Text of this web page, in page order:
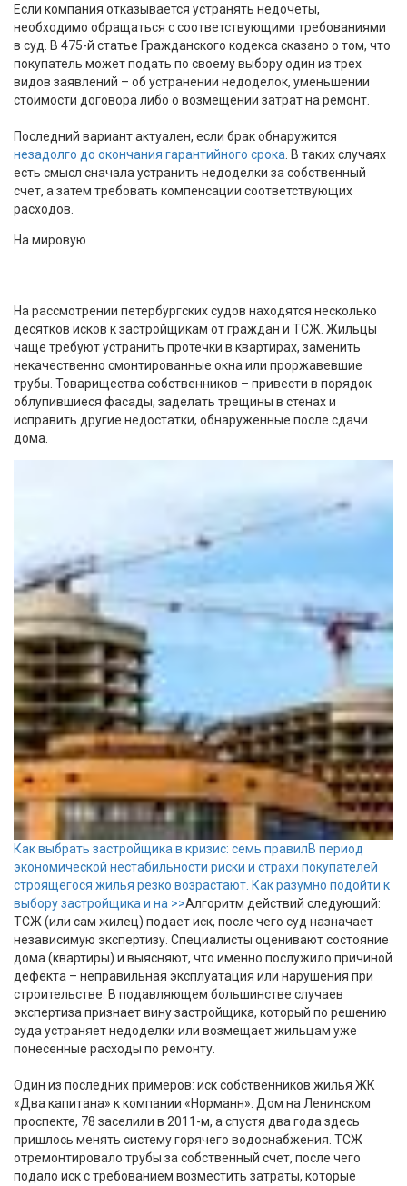
Если компания отказывается устранять недочеты,
необходимо обращаться с соответствующими требованиями
в суд. В 475-й статье Гражданского кодекса сказано о том, что
покупатель может подать по своему выбору один из трех
видов заявлений – об устранении недоделок, уменьшении
стоимости договора либо о возмещении затрат на ремонт.
Последний вариант актуален, если брак обнаружится
незадолго до окончания гарантийного срока . В таких случаях
есть смысл сначала устранить недоделки за собственный
счет, а затем требовать компенсации соответствующих
расходов.
На мировую
На рассмотрении петербургских судов находятся несколько
десятков исков к застройщикам от граждан и ТСЖ. Жильцы
чаще требуют устранить протечки в квартирах, заменить
некачественно смонтированные окна или проржавевшие
трубы. Товарищества собственников – привести в порядок
облупившиеся фасады, заделать трещины в стенах и
исправить другие недостатки, обнаруженные после сдачи
дома.
Как выбрать застройщика в кризис: семь правилВ период
экономической нестабильности риски и страхи покупателей
строящегося жилья резко возрастают. Как разумно подойти к
выбору застройщика и на >>Алгоритм действий следующий:
ТСЖ (или сам жилец) подает иск, после чего суд назначает
независимую экспертизу. Специалисты оценивают состояние
дома (квартиры) и выясняют, что именно послужило причиной
дефекта – неправильная эксплуатация или нарушения при
строительстве. В подавляющем большинстве случаев
экспертиза признает вину застройщика, который по решению
суда устраняет недоделки или возмещает жильцам уже
понесенные расходы по ремонту.
Один из последних примеров: иск собственников жилья ЖК
«Два капитана» к компании «Норманн». Дом на Ленинском
проспекте, 78 заселили в 2011-м, а спустя два года здесь
пришлось менять систему горячего водоснабжения. ТСЖ
отремонтировало трубы за собственный счет, после чего
подало иск с требованием возместить затраты, которые